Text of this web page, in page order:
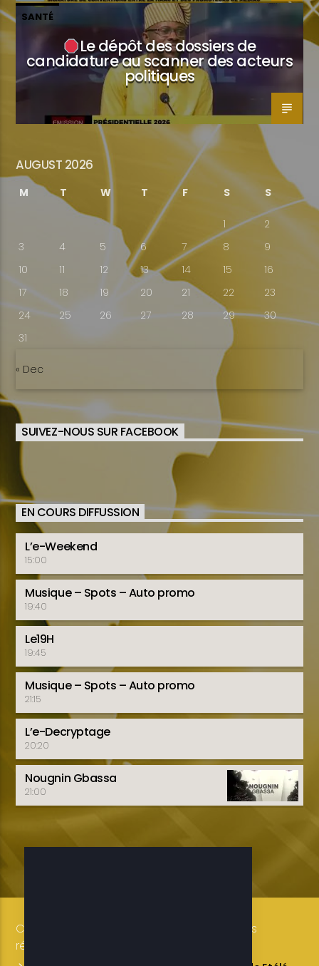
SANTÉ
Le dépôt des dossiers de
candidature au scanner des acteurs
politiques
AUGUST 2026
M T W T F S S
1
2
3
4 5 6 7 8
9
10
11 12 13 14 15
16
17
18 19 20 21 22
23
24
25 26 27 28 29
30
31
« Dec
SUIVEZ-NOUS SUR FACEBOOK
EN COURS DIFFUSSION
L’e-Weekend
15:00
Musique – Spots – Auto promo
19:40
Le19H
19:45
Musique – Spots – Auto promo
21:15
L’e-Decryptage
20:20
Nougnin Gbassa
21:00
Copyright 2019-2025 ETELE BENIN Tous droits
réservés / Conception: LUXE CONSULTING